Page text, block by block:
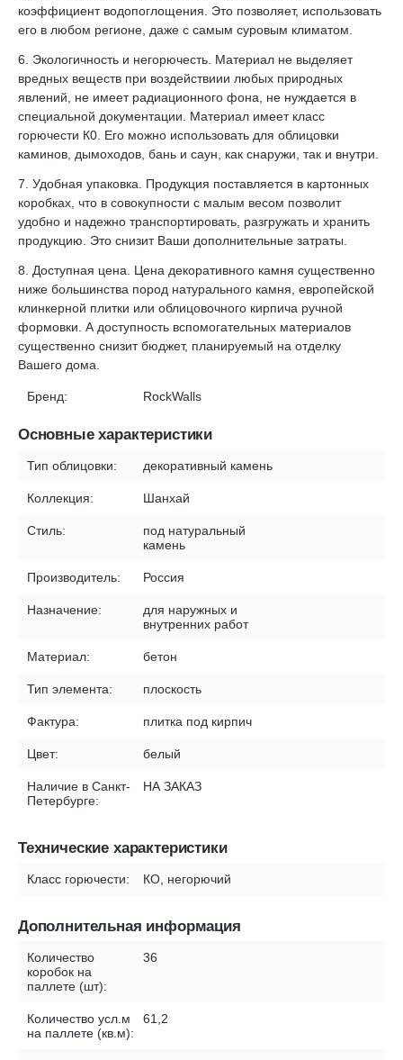
коэффициент водопоглощения. Это позволяет, использовать
его в любом регионе, даже с самым суровым климатом.
6. Экологичность и негорючесть. Материал не выделяет
вредных веществ при воздействиии любых природных
явлений, не имеет радиационного фона, не нуждается в
специальной документации. Материал имеет класс
горючести К0. Его можно использовать для облицовки
каминов, дымоходов, бань и саун, как снаружи, так и внутри.
7. Удобная упаковка. Продукция поставляется в картонных
коробках, что в совокупности с малым весом позволит
удобно и надежно транспортировать, разгружать и хранить
продукцию. Это снизит Ваши дополнительные затраты.
8. Доступная цена. Цена декоративного камня существенно
ниже большинства пород натурального камня, европейской
клинкерной плитки или облицовочного кирпича ручной
формовки. А доступность вспомогательных материалов
существенно снизит бюджет, планируемый на отделку
Вашего дома.
Бренд: RockWalls
Основные характеристики
Тип облицовки: декоративный камень
Коллекция: Шанхай
Стиль:
под натуральный
камень
Производитель: Россия
Назначение:
для наружных и
внутренних работ
Материал: бетон
Тип элемента: плоскость
Фактура: плитка под кирпич
Цвет: белый
Наличие в Санкт-
Петербурге:
НА ЗАКАЗ
Технические характеристики
Класс горючести: КО, негорючий
Дополнительная информация
Количество
коробок на
паллете (шт):
36
Количество усл.м
на паллете (кв.м):
61,2